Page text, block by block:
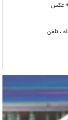
+ عکس
، تلفن